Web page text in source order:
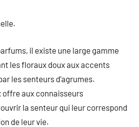
il existe une large gamme
les floraux doux aux accents
les senteurs d’agrumes.
offre aux connaisseurs
la senteur qui leur correspond
de leur vie.